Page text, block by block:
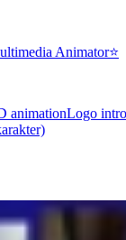
Animator⭐
animationLogo